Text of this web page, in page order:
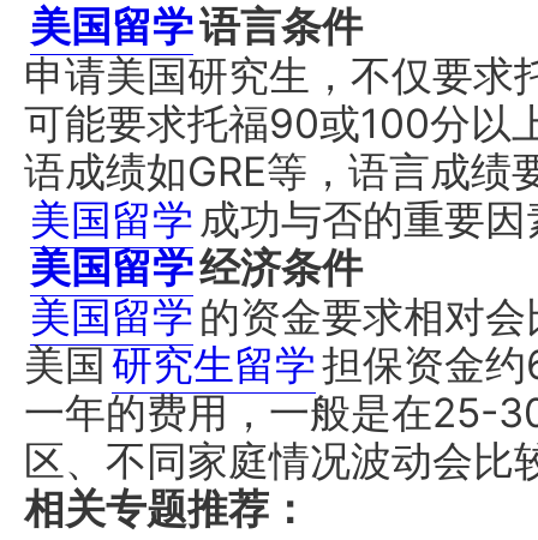
美国留学语言条件
申请美国研究生，不仅要求
可能要求托福90或100分以
语成绩如GRE等，语言成绩
美国留学 成功与否的重要
美国留学经济条件
美国留学 的资金要求相对
美国 研究生留学担保资金
一年的费用，一般是在25-
区、不同家庭情况波动会比
相关专题推荐：